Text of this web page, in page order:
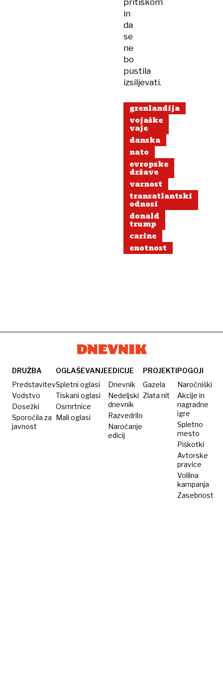
pritiskom
in
da
se
ne
bo
pustila
izsiljevati.
grenlandija
vojaške
vaje
danska
nato
evropske
države
varnost
transatlantski
odnosi
donald
trump
carine
enotnost
DRUŽBA
Predstavitev
Vodstvo
Dosežki
Sporočila za
javnost
OGLAŠEVANJE
Spletni oglasi
Tiskani oglasi
Osmrtnice
Mali oglasi
EDICIJE
Dnevnik
Nedeljski
dnevnik
Razvedrilo
Naročanje
edicij
PROJEKTI
Gazela
Zlata nit
POGOJI
Naročniški
Akcije in
nagradne
igre
Spletno
mesto
Piškotki
Avtorske
pravice
Volilna
kampanja
Zasebnost